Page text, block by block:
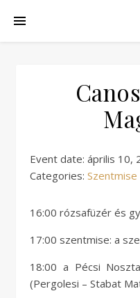
Event date: április 10,
Categories: Szentmise
16:00 rózsafüzér és
17:00 szentmise: a
18:00 a Pécsi
(Pergolesi – Stabat